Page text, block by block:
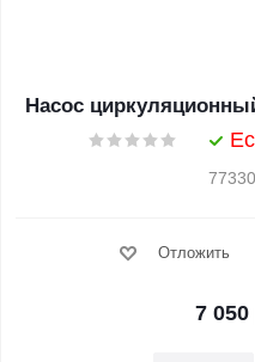
Насос
Отложить
7 050